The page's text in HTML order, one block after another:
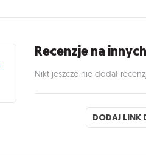
Recenzje na
Nikt jeszcze nie dodał
DODAJ LINK